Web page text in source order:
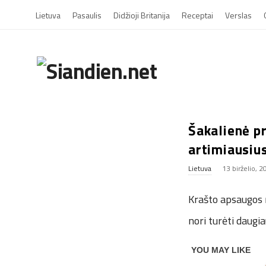
Lietuva Pasaulis Didžioji Britanija Receptai Verslas
S
Šakalienė
Lietuva 13 birželio,
Krašto
nori turėti